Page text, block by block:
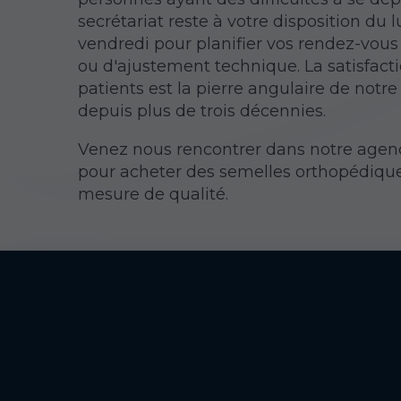
secrétariat reste à votre disposition du
vendredi pour planifier vos rendez-
ou d'ajustement technique. La
patients est la pierre angulaire de
depuis plus de trois décennies.
Venez nous rencontrer dans notre
pour acheter des semelles
mesure de qualité.